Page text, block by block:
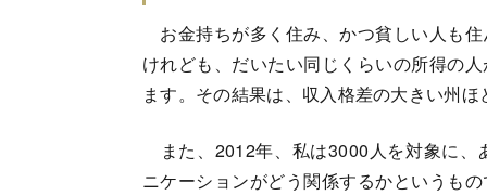
お金持ちが多く住み、かつ貧しい人も
けれども、だいたい同じくらいの所得の
ます。その結果は、収入格差の大きい州ほ
また、2012年、私は3000人を対象に、
ニケーションがどう関係するかというも